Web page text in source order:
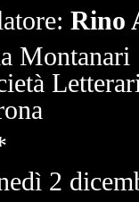
Rino
Montanari
2